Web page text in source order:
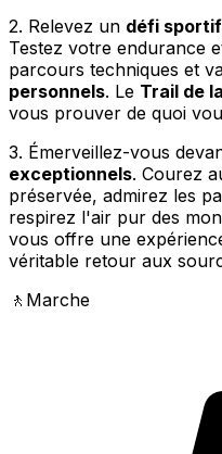
2. Relevez un défi sportif
Testez votre endurance
parcours techniques et
personnels. Le Trail de
vous prouver de quoi
3. Émerveillez-vous
exceptionnels. Courez
préservée, admirez les
respirez l'air pur des
vous offre une
véritable retour aux
🚶 Marche